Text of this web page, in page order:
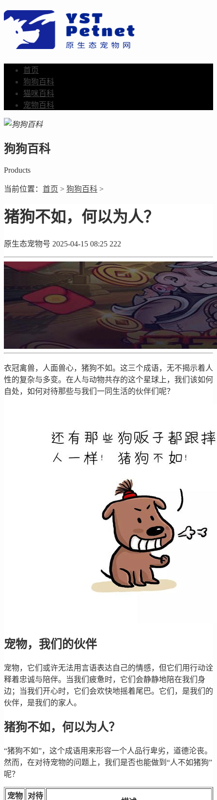
首页
狗狗百科
猫咪百科
宠物百科
狗狗百科
Products
当前位置： 首页 > 狗狗百科 >
猪狗不如，何以为人？
原生态宠物号 2025-04-15 08:25 222
衣冠禽兽，人面兽心，猪狗不如。这三个成语，无不揭示着人
性的复杂与多变。在人与动物共存的这个星球上，我们该如何
自处，如何对待那些与我们一同生活的伙伴们呢？
宠物，我们的伙伴
宠物，它们或许无法用言语表达自己的情感，但它们用行动诠
释着忠诚与陪伴。当我们疲惫时，它们会静静地陪在我们身
边；当我们开心时，它们会欢快地摇着尾巴。它们，是我们的
伙伴，是我们的家人。
猪狗不如，何以为人？
“猪狗不如”，这个成语用来形容一个人品行卑劣，道德沦丧。
然而，在对待宠物的问题上，我们是否也能做到“人不如猪狗”
呢？
宠物
对待